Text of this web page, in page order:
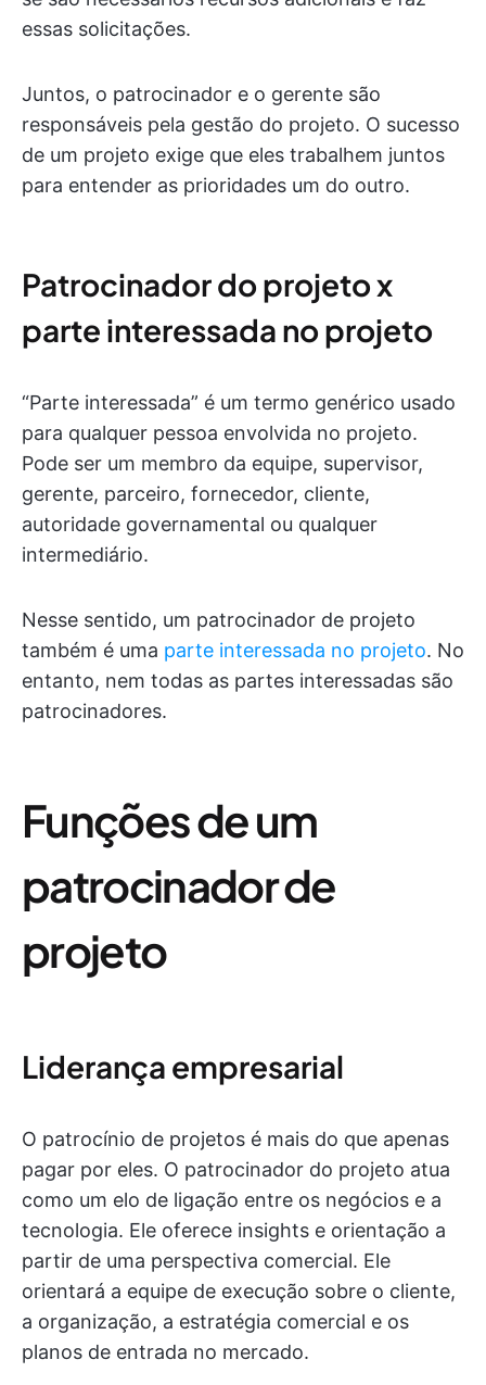
essas solicitações.
Juntos, o patrocinador e o gerente são
responsáveis pela gestão do projeto. O sucesso
de um projeto exige que eles trabalhem juntos
para entender as prioridades um do outro.
Patrocinador do projeto x
parte interessada no projeto
“Parte interessada” é um termo genérico usado
para qualquer pessoa envolvida no projeto.
Pode ser um membro da equipe, supervisor,
gerente, parceiro, fornecedor, cliente,
autoridade governamental ou qualquer
intermediário.
Nesse sentido, um patrocinador de projeto
também é uma parte interessada no projeto. No
entanto, nem todas as partes interessadas são
patrocinadores.
Funções de um
patrocinador de
projeto
Liderança empresarial
O patrocínio de projetos é mais do que apenas
pagar por eles. O patrocinador do projeto atua
como um elo de ligação entre os negócios e a
tecnologia. Ele oferece insights e orientação a
partir de uma perspectiva comercial. Ele
orientará a equipe de execução sobre o cliente,
a organização, a estratégia comercial e os
planos de entrada no mercado.